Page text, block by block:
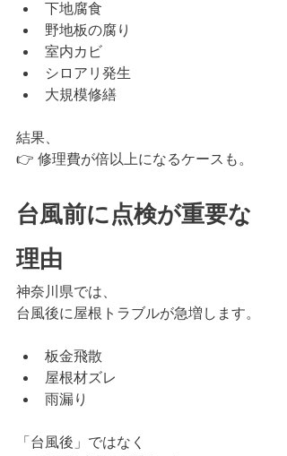
下地腐食
野地板の腐り
室内カビ
シロアリ発生
大規模修繕
結果、
👉 修理費が倍以上になるケースも。
台風前に点検が重要な
理由
神奈川県では、
台風後に屋根トラブルが急増します。
板金飛散
屋根材ズレ
雨漏り
「台風後」ではなく